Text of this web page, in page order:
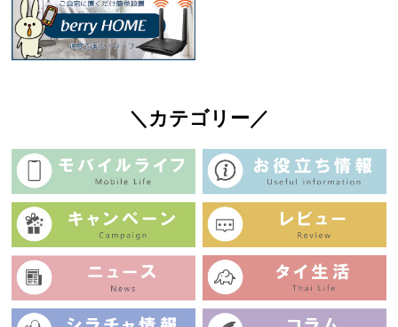
＼カテゴリー／